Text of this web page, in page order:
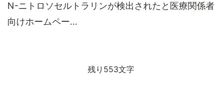
N-ニトロソセルトラリンが検出されたと医療関係者
向けホームペー...
残り553文字